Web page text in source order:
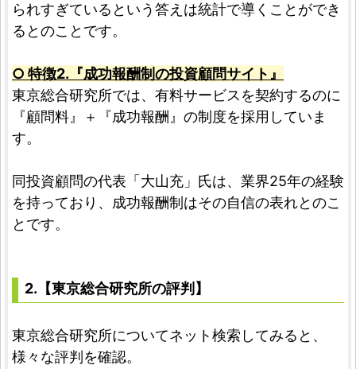
られすぎているという答えは統計で導くことができ
るとのことです。
○ 特徴2.『成功報酬制の投資顧問サイト』
東京総合研究所では、有料サービスを契約するのに
『顧問料』＋『成功報酬』の制度を採用していま
す。
同投資顧問の代表「大山充」氏は、業界25年の経験
を持っており、成功報酬制はその自信の表れとのこ
とです。
2.【東京総合研究所の評判】
東京総合研究所についてネット検索してみると、
様々な評判を確認。